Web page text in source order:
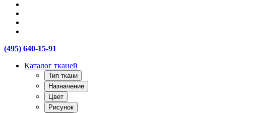
(495) 640-15-91
Каталог тканей
Тип ткани
Назначение
Цвет
Рисунок